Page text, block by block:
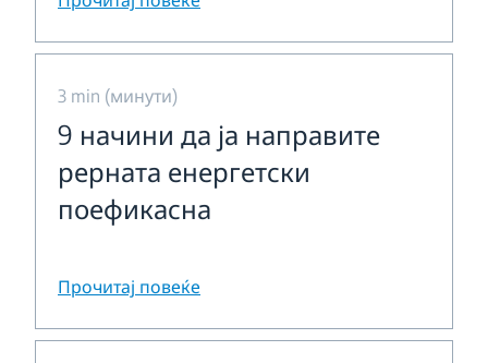
3 min (минути)
9 начини да ја направите
рерната енергетски
поефикасна
Прочитај повеќе